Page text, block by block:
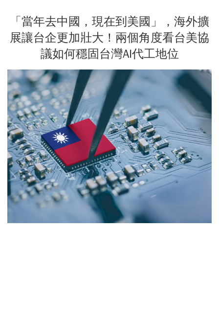
「當年去中國，現在到美國」，海外擴
展讓台企更加壯大！兩個角度看台美協
議如何穩固台灣AI代工地位